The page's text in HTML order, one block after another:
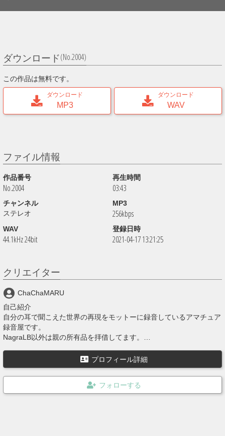
ダウンロード(No.2004)
この作品は無料です。
ダウンロード
MP3
ダウンロード
WAV
ファイル情報
作品番号
No.2004
再生時間
03:43
チャンネル
ステレオ
MP3
256kbps
WAV
44.1kHz 24bit
登録日時
2021-04-17 13:21:25
クリエイター
ChaChaMARU
自己紹介
自分の耳で聞こえた世界の再現をモットーに録音しているアマチュア
録音屋です。
NagraLB以外は親の所有品を拝借してます。
－）、Beyerdynamic社製 DT48（ヘッドホン）、ブーム(3m)、スタ
ンド(3m)、ウィンドスクリーン（鳥籠タイプ）等を使用してます。
殆どの投稿音源は Stereo 24bit 192000hz WAVE を Stereo 320kBit/s
プロフィール詳細